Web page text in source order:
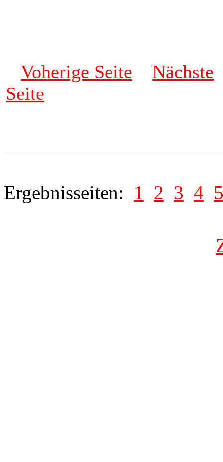
Voherige Seite
Nächste
Seite
Ergebnisseiten: 1 2 3 4 5